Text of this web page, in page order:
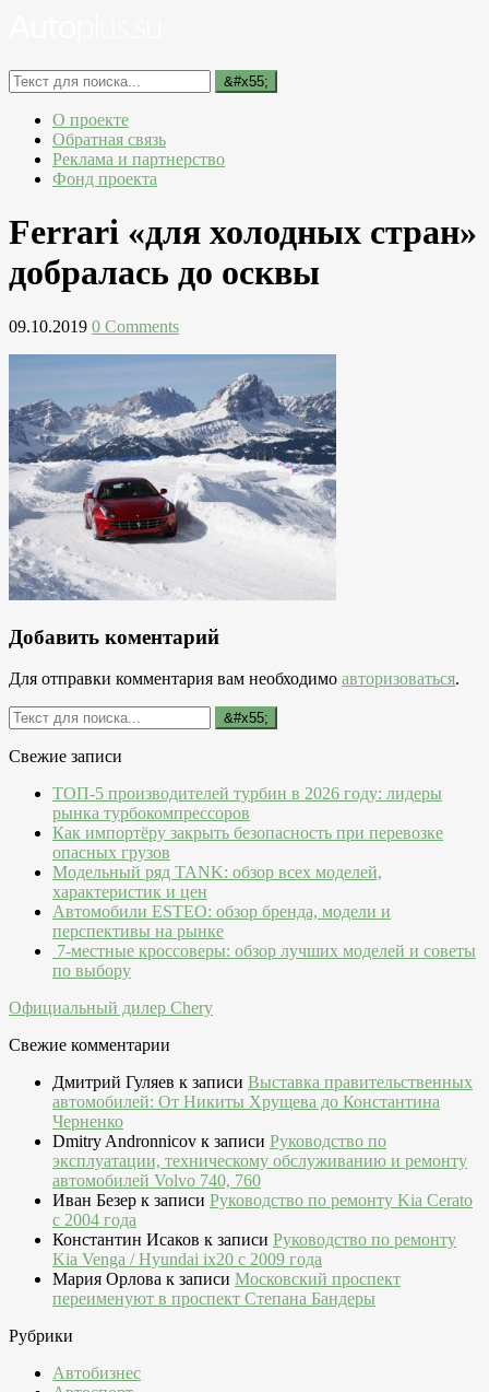
О проекте
Обратная связь
Реклама и партнерство
Фонд проекта
Ferrari «для холодных стран»
добралась до осквы
09.10.2019 0 Comments
Добавить коментарий
Для отправки комментария вам необходимо авторизоваться.
Свежие записи
ТОП-5 производителей турбин в 2026 году: лидеры
рынка турбокомпрессоров
Как импортёру закрыть безопасность при перевозке
опасных грузов
Модельный ряд TANK: обзор всех моделей,
характеристик и цен
Автомобили ESTEO: обзор бренда, модели и
перспективы на рынке
7-местные кроссоверы: обзор лучших моделей и советы
по выбору
Официальный дилер Chery
Свежие комментарии
Дмитрий Гуляев к записи Выставка правительственных
автомобилей: От Никиты Хрущева до Константина
Черненко
Dmitry Andronnicov к записи Руководство по
эксплуатации, техническому обслуживанию и ремонту
автомобилей Volvo 740, 760
Иван Безер к записи Руководство по ремонту Kia Cerato
c 2004 года
Константин Исаков к записи Руководство по ремонту
Kia Venga / Hyundai ix20 c 2009 года
Мария Орлова к записи Московский проспект
переименуют в проспект Степана Бандеры
Рубрики
Автобизнес